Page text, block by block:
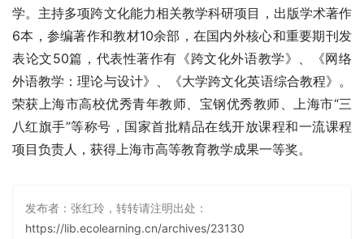
学。主持多项跨文化能力相关教学科研项目，出版学术著作
6本，参编著作和教材10余部，在国内外核心和重要期刊发
表论文50篇，代表性著作有《跨文化外语教学》、《网络
外语教学：理论与设计》、《大学跨文化英语综合教程》。
荣获上海市高校优秀青年教师、宝钢优秀教师、上海市“三
八红旗手”等称号，国家首批精品在线开放课程和一流课程
项目负责人，获得上海市高等教育教学成果一等奖。
发布者：张红玲，转转请注明出处：
https://lib.ecolearning.cn/archives/23130